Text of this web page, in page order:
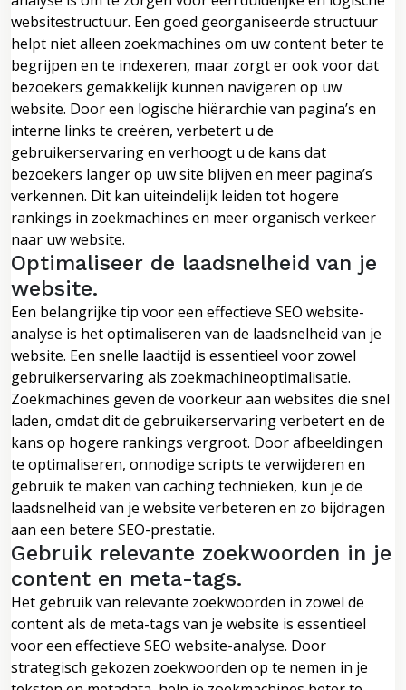
websitestructuur. Een goed georganiseerde structuur
helpt niet alleen zoekmachines om uw content beter te
begrijpen en te indexeren, maar zorgt er ook voor dat
bezoekers gemakkelijk kunnen navigeren op uw
website. Door een logische hiërarchie van pagina’s en
interne links te creëren, verbetert u de
gebruikerservaring en verhoogt u de kans dat
bezoekers langer op uw site blijven en meer pagina’s
verkennen. Dit kan uiteindelijk leiden tot hogere
rankings in zoekmachines en meer organisch verkeer
naar uw website.
Optimaliseer de laadsnelheid van je
website.
Een belangrijke tip voor een effectieve SEO website-
analyse is het optimaliseren van de laadsnelheid van je
website. Een snelle laadtijd is essentieel voor zowel
gebruikerservaring als zoekmachineoptimalisatie.
Zoekmachines geven de voorkeur aan websites die snel
laden, omdat dit de gebruikerservaring verbetert en de
kans op hogere rankings vergroot. Door afbeeldingen
te optimaliseren, onnodige scripts te verwijderen en
gebruik te maken van caching technieken, kun je de
laadsnelheid van je website verbeteren en zo bijdragen
aan een betere SEO-prestatie.
Gebruik relevante zoekwoorden in je
content en meta-tags.
Het gebruik van relevante zoekwoorden in zowel de
content als de meta-tags van je website is essentieel
voor een effectieve SEO website-analyse. Door
strategisch gekozen zoekwoorden op te nemen in je